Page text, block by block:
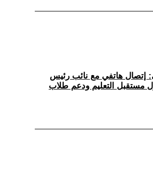
إتصال هاتفي مع نائب رئيس
مستقبل التعليم ودعم طلاب